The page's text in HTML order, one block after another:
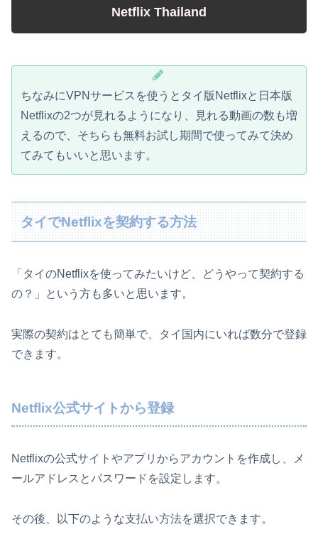
Netflix Thailand
ちなみにVPNサービスを使うとタイ版Netflixと日本版
Netflixの2つが見れるようになり、見れる動画の数も増
えるので、そちらも無料お試し期間で使ってみて決め
てみてもいいと思います。
タイでNetflixを契約する方法
「タイのNetflixを使ってみたいけど、どうやって契約する
の？」という方も多いと思います。
実際の契約はとても簡単で、タイ国内にいれば数分で登録
できます。
Netflix公式サイトから登録
Netflixの公式サイトやアプリからアカウントを作成し、メ
ールアドレスとパスワードを設定します。
その後、以下のような支払い方法を選択できます。